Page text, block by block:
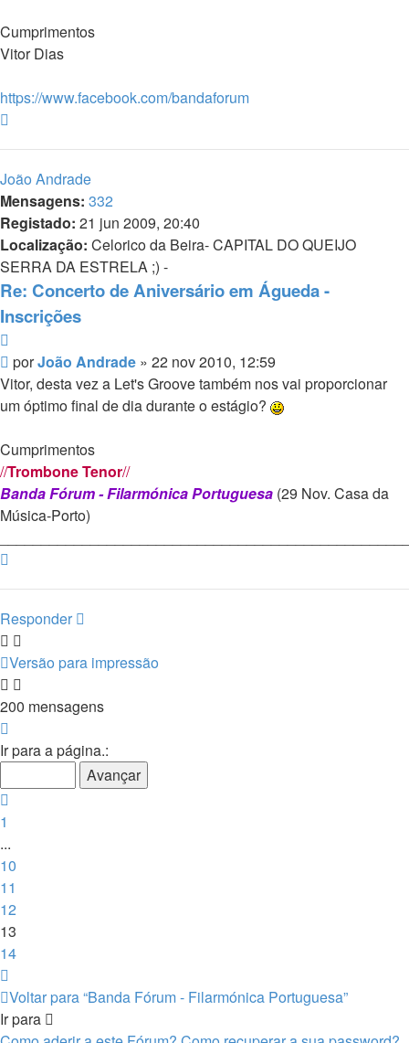
Cumprimentos
Vitor Dias
https://www.facebook.com/bandaforum
João Andrade
Mensagens: 332
Registado: 21 jun 2009, 20:40
Localização: Celorico da Beira- CAPITAL DO QUEIJO
SERRA DA ESTRELA ;) -
Re: Concerto de Aniversário em Águeda -
Inscrições
Mensagem
porJoão Andrade » 22 nov 2010, 12:59
Vitor, desta vez a Let's Groove também nos vai proporcionar
um óptimo final de dia durante o estágio?
Cumprimentos
//Trombone Tenor//
Banda Fórum - Filarmónica Portuguesa (29 Nov. Casa da
Música-Porto)
Responder
Versão para impressão
200 mensagens
13
14
Ir para a página.:
1
...
10
11
12
13
14
Voltar para “Banda Fórum - Filarmónica Portuguesa”
Ir para